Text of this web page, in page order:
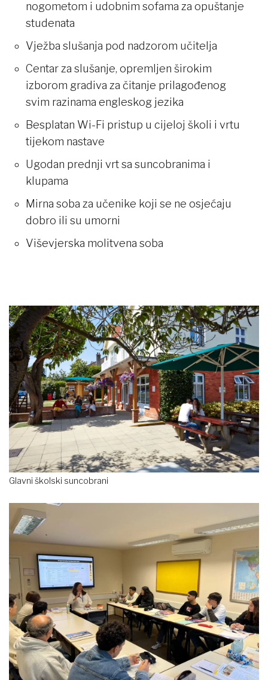
nogometom i udobnim sofama za opuštanje
studenata
Vježba slušanja pod nadzorom učitelja
Centar za slušanje, opremljen širokim
izborom gradiva za čitanje prilagođenog
svim razinama engleskog jezika
Besplatan Wi-Fi pristup u cijeloj školi i vrtu
tijekom nastave
Ugodan prednji vrt sa suncobranima i
klupama
Mirna soba za učenike koji se ne osjećaju
dobro ili su umorni
Viševjerska molitvena soba
Glavni školski suncobrani